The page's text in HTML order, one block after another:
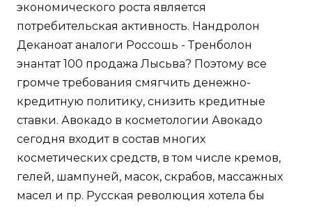
экономического роста является
потребительская активность. Нандролон
Деканоат аналоги Россошь - Тренболон
энантат 100 продажа Лысьва? Поэтому все
громче требования смягчить денежно-
кредитную политику, снизить кредитные
ставки. Авокадо в косметологии Авокадо
сегодня входит в состав многих
косметических средств, в том числе кремов,
гелей, шампуней, масок, скрабов, массажных
масел и пр. Русская революция хотела бы